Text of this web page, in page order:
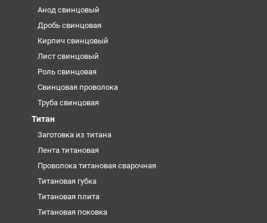
Анод свинцовый
Дробь свинцовая
Кирпич свинцовый
Лист свинцовый
Роль свинцовая
Свинцовая проволока
Труба свинцовая
Титан
Заготовка из титана
Лента титановая
Проволока титановая сварочная
Титановая губка
Титановая плита
Титановая поковка